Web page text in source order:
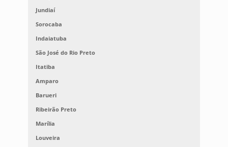
Jundiaí
Sorocaba
Indaiatuba
São José do Rio Preto
Itatiba
Amparo
Barueri
Ribeirão Preto
Marília
Louveira